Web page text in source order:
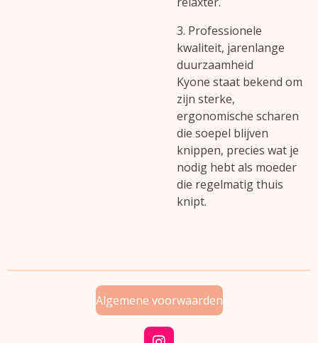
3. Professionele
kwaliteit, jarenlange
duurzaamheid
Kyone staat bekend om
zijn sterke,
ergonomische scharen
die soepel blijven
knippen, precies wat je
nodig hebt als moeder
die regelmatig thuis
knipt.
Algemene voorwaarden